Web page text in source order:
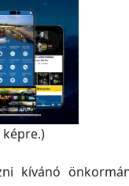
kívánó